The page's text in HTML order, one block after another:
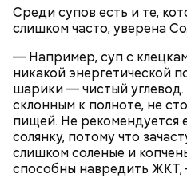
Среди супов есть и те,
слишком часто, уверена
— Например, суп с
никакой энергетической
шарики — чистый
склонным к полноте, не
пищей. Не рекомендуется
солянку, потому что
слишком соленые и
способны навредить ЖКТ,
— Наиболее
салаты, лаваш с творогом
запеканка. Щавеля там